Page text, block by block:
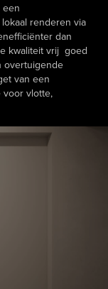
renderen via
dan
kwaliteit vrij goed
overtuigende
van een
voor vlotte,